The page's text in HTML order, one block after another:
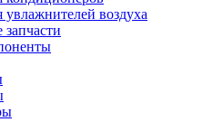
увлажнителей воздуха